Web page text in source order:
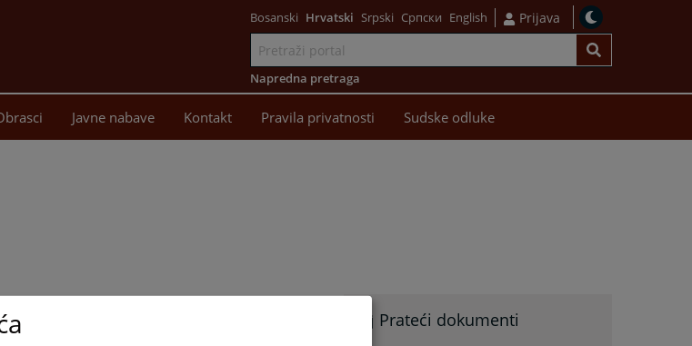
Bosanski Hrvatski Srpski Српски English Prijava
Napredna pretraga
Javne nabave Kontakt Pravila privatnosti Sudske odluke
Prateći dokumenti